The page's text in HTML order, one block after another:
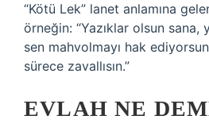
“Kötü Lek” lanet anlamına
örneğin: “Yazıklar olsun sana,
sen mahvolmayı hak
sürece zavallısın.”
EVLAH NE